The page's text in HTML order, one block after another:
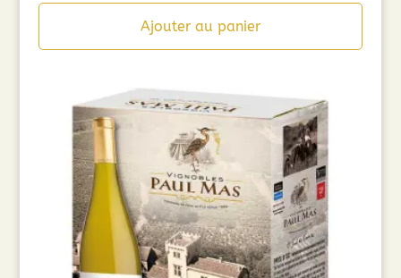
Ajouter au panier